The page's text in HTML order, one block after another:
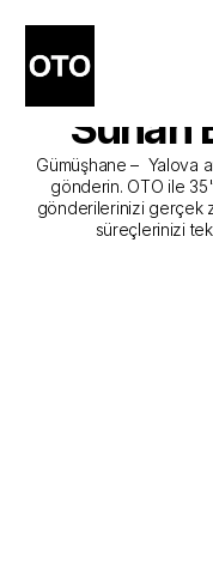
Kargo
Sunan
Gümüşhane –  Yalova
gönderin. OTO ile
gönderilerinizi gerçek
süreçlerinizi